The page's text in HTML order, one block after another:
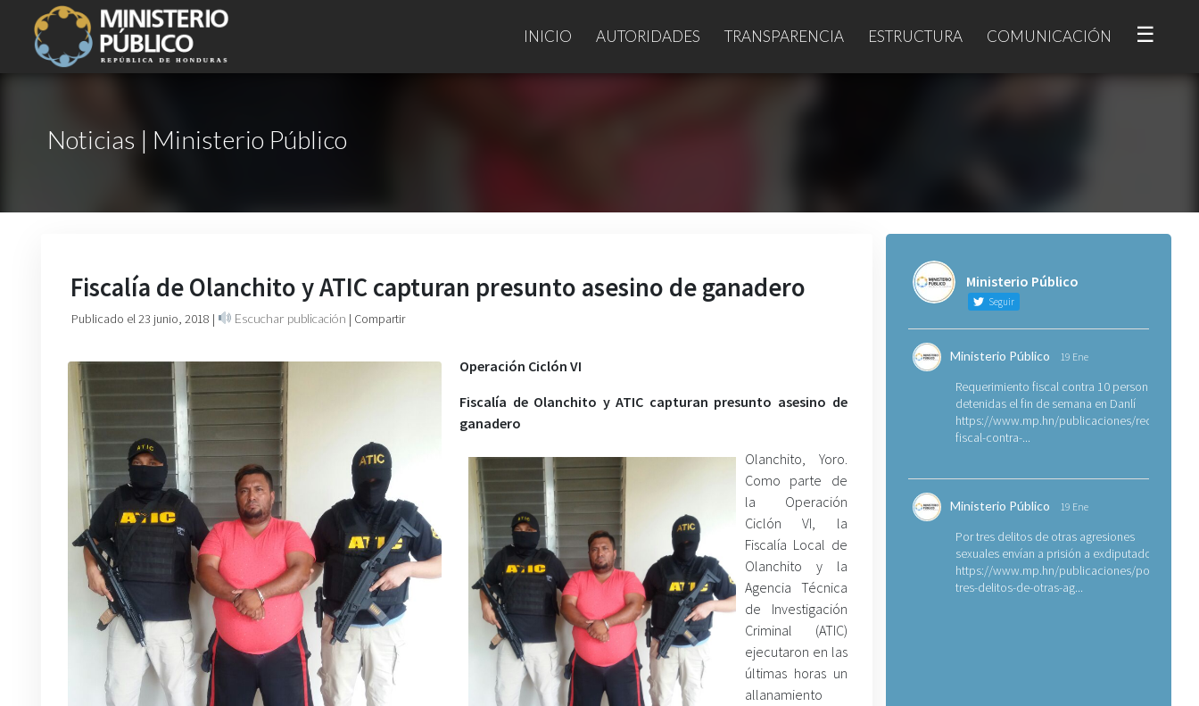
INICIO AUTORIDADES TRANSPARENCIA ESTRUCTURA COMUNICACIÓN ☰
Noticias | Ministerio Público
Fiscalía de Olanchito y ATIC capturan presunto asesino de ganadero
Publicado el 23 junio, 2018 | Escuchar publicación | Compartir
Operación Ciclón VI
Fiscalía de Olanchito y ATIC capturan presunto asesino de
ganadero
Olanchito, Yoro.
Como parte de
la Operación
Ciclón VI, la
Fiscalía Local de
Olanchito y la
Agencia Técnica
de Investigación
Criminal (ATIC)
ejecutaron en las
últimas horas un
allanamiento
Ministerio Público
Seguir
Ministerio Público 19 Ene
Requerimiento fiscal contra 10 personas
detenidas el fin de semana en Danlí
https://www.mp.hn/publicaciones/
fiscal-contra-...
Ministerio Público 19 Ene
Por tres delitos de otras agresiones
sexuales envían a prisión a exdiputado
https://www.mp.hn/publicaciones/por-
tres-delitos-de-otras-ag...